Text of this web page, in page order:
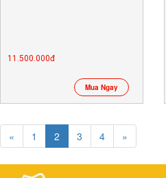
11.500.000đ
Mua Ngay
« 1 2 3 4 »